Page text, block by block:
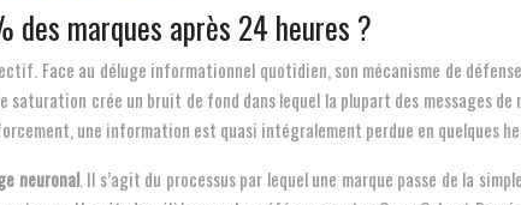
des marques après 24 heures ?
Face au déluge informationnel quotidien, son mécanisme de
saturation crée un bruit de fond dans lequel la plupart des messages
une information est quasi intégralement perdue en quelques
neuronal. Il s’agit du processus par lequel une marque passe de la